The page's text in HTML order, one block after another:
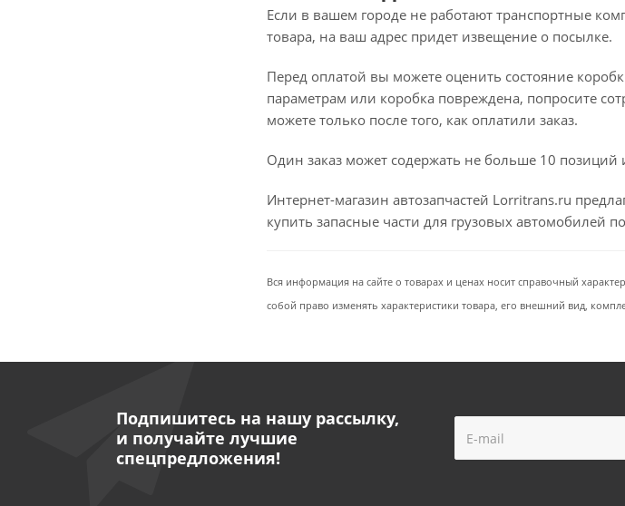
Если в вашем городе не работают транспортные
товара, на ваш адрес придет извещение о посылке.
Перед оплатой вы можете оценить состояние
параметрам или коробка повреждена, попросите
можете только после того, как оплатили заказ.
Один заказ может содержать не больше 10
Интернет-магазин автозапчастей Lorritrans.ru
купить запасные части для грузовых автомобилей
Вся информация на сайте о товарах и ценах носит справочный
собой право изменять характеристики товара, его внешний вид,
Подпишитесь на нашу рассылку,
и получайте лучшие
спецпредложения!